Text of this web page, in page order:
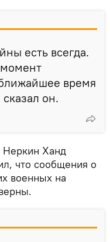
есть всегда.
время
он.
Неркин Ханд
что сообщения о
военных на